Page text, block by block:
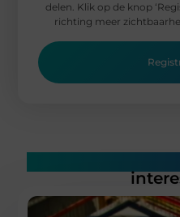
delen. Klik op de knop
richting meer